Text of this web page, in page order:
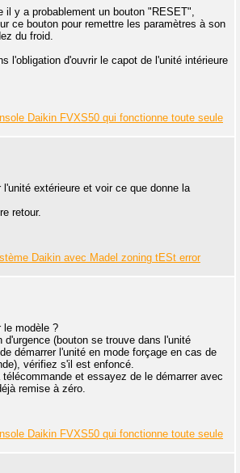
il y a probablement un bouton "RESET",
ce bouton pour remettre les paramètres à son
du froid.
l'obligation d'ouvrir le capot de l'unité intérieure
Daikin FVXS50 qui fonctionne toute seule
extérieure et voir ce que donne la
retour.
Daikin avec Madel zoning tESt error
le modèle ?
d'urgence (bouton se trouve dans l'unité
démarrer l'unité en mode forçage en cas de
vérifiez s'il est enfoncé.
et essayez de le démarrer avec
remise à zéro.
Daikin FVXS50 qui fonctionne toute seule